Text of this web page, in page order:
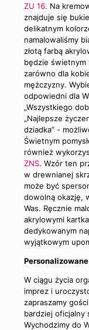
ZU 16. Na
znajduje się
delikatnym
namalowaliśmy
złotą farbą
będzie świetnym
zarówno dla
mężczyzny.
odpowiedni dla
„Wszystkiego
„Najlepsze
dziadka” -
Świetnym
również
ZNS. Wzór ten
w drewnianej
może być
dowolną okazję,
Was. Ręcznie
akrylowymi
dedykowanym
wyjątkowym
W ciągu życia
imprez i
zapraszamy
bardziej oficjalny
Wychodzimy do